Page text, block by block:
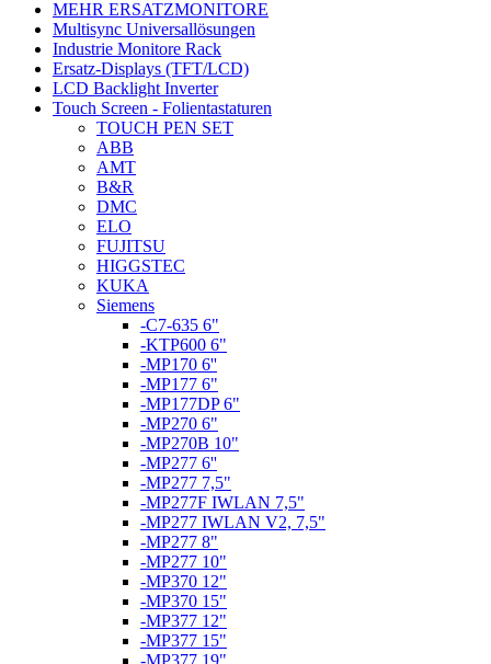
MEHR ERSATZMONITORE
Multisync Universallösungen
Industrie Monitore Rack
Ersatz-Displays (TFT/LCD)
LCD Backlight Inverter
Touch Screen - Folientastaturen
TOUCH PEN SET
ABB
AMT
B&R
DMC
ELO
FUJITSU
HIGGSTEC
KUKA
Siemens
-C7-635 6"
-KTP600 6"
-MP170 6''
-MP177 6"
-MP177DP 6"
-MP270 6"
-MP270B 10"
-MP277 6''
-MP277 7,5"
-MP277F IWLAN 7,5"
-MP277 IWLAN V2, 7,5"
-MP277 8"
-MP277 10"
-MP370 12"
-MP370 15"
-MP377 12"
-MP377 15"